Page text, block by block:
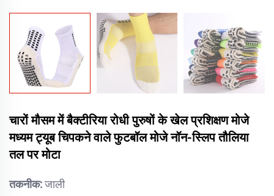
चारों मौसम में बैक्टीरिया रोधी पुरुषों के खेल प्रशिक्षण मोजे
मध्यम ट्यूब चिपकने वाले फुटबॉल मोजे नॉन-स्लिप तौलिया
तल पर मोटा
तकनीक:जाली